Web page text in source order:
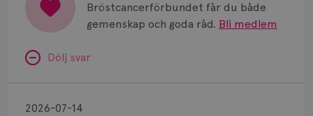
Bröstcancerförbundet får du både
gemenskap och goda råd. Bli medlem
Dölj svar
2026-07-14